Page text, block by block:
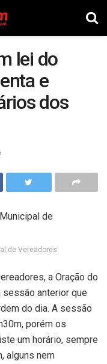
lei do
e
dos
de Vereadores
a Oração do
sessão anterior que
do dia. A sessão
porém os
um horário, sempre
alguns nem